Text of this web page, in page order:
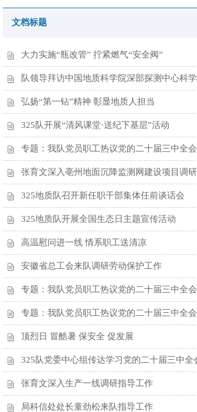
文档标题
大力实施“瓶改管” 拧紧燃气“安全阀”
队领导拜访中国地质科学院深部探测中心科
弘扬“第一钻”精神 彰显地质人担当
325队开展“清风课堂·送纪下基层”活动
专题：我队党员职工热议党的二十届三中全会
张育文深入亳州地面沉降监测网建设项目调研
325地质队召开新任职干部集体任前谈话会
325地质队开展全国生态日主题宣传活动
高温慰问进一线 情系职工送清凉
安徽省总工会来队调研劳动保护工作
专题：我队党员职工热议党的二十届三中全会
专题：我队党员职工热议党的二十届三中全会
顶烈日 冒酷暑 保安全 促发展
325队党委中心组传达学习党的二十届三中全
张育文深入生产一线调研指导工作
局科信处处长童劲松来队指导工作